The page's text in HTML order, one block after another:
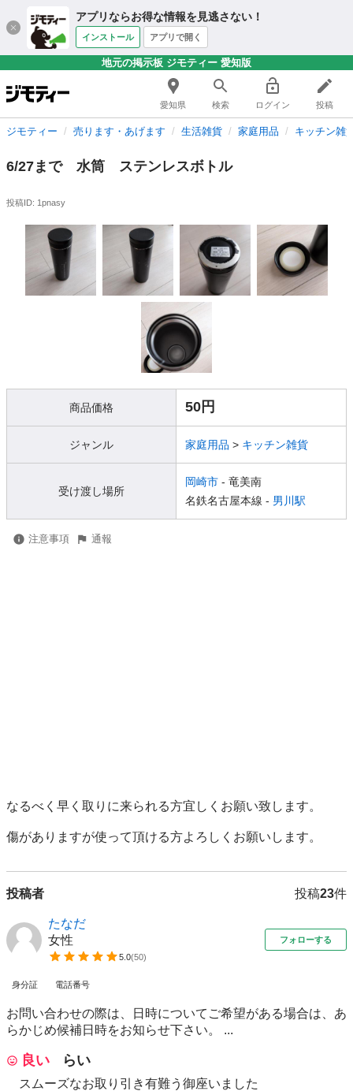
アプリならお得な情報を見逃さない！
インストール アプリで開く
地元の掲示板 ジモティー 愛知版
愛知県 検索 ログイン 投稿
ジモティー 売ります・あげます 生活雑貨 家庭用品 キッチン雑
6/27まで 水筒 ステンレスボトル
投稿ID: 1pnasy
商品価格 50円
ジャンル 家庭用品 > キッチン雑貨
受け渡し場所
岡崎市 - 竜美南
名鉄名古屋本線 - 男川駅
注意事項 通報
なるべく早く取りに来られる方宜しくお願い致します。
傷がありますが使って頂ける方よろしくお願いします。
投稿者 投稿23件
たなだ
女性
5.0(50)
フォローする
身分証 電話番号
お問い合わせの際は、日時についてご希望がある場合は、あ
らかじめ候補日時をお知らせ下さい。 ...
良い らい
スムーズなお取り引き有難う御座いました